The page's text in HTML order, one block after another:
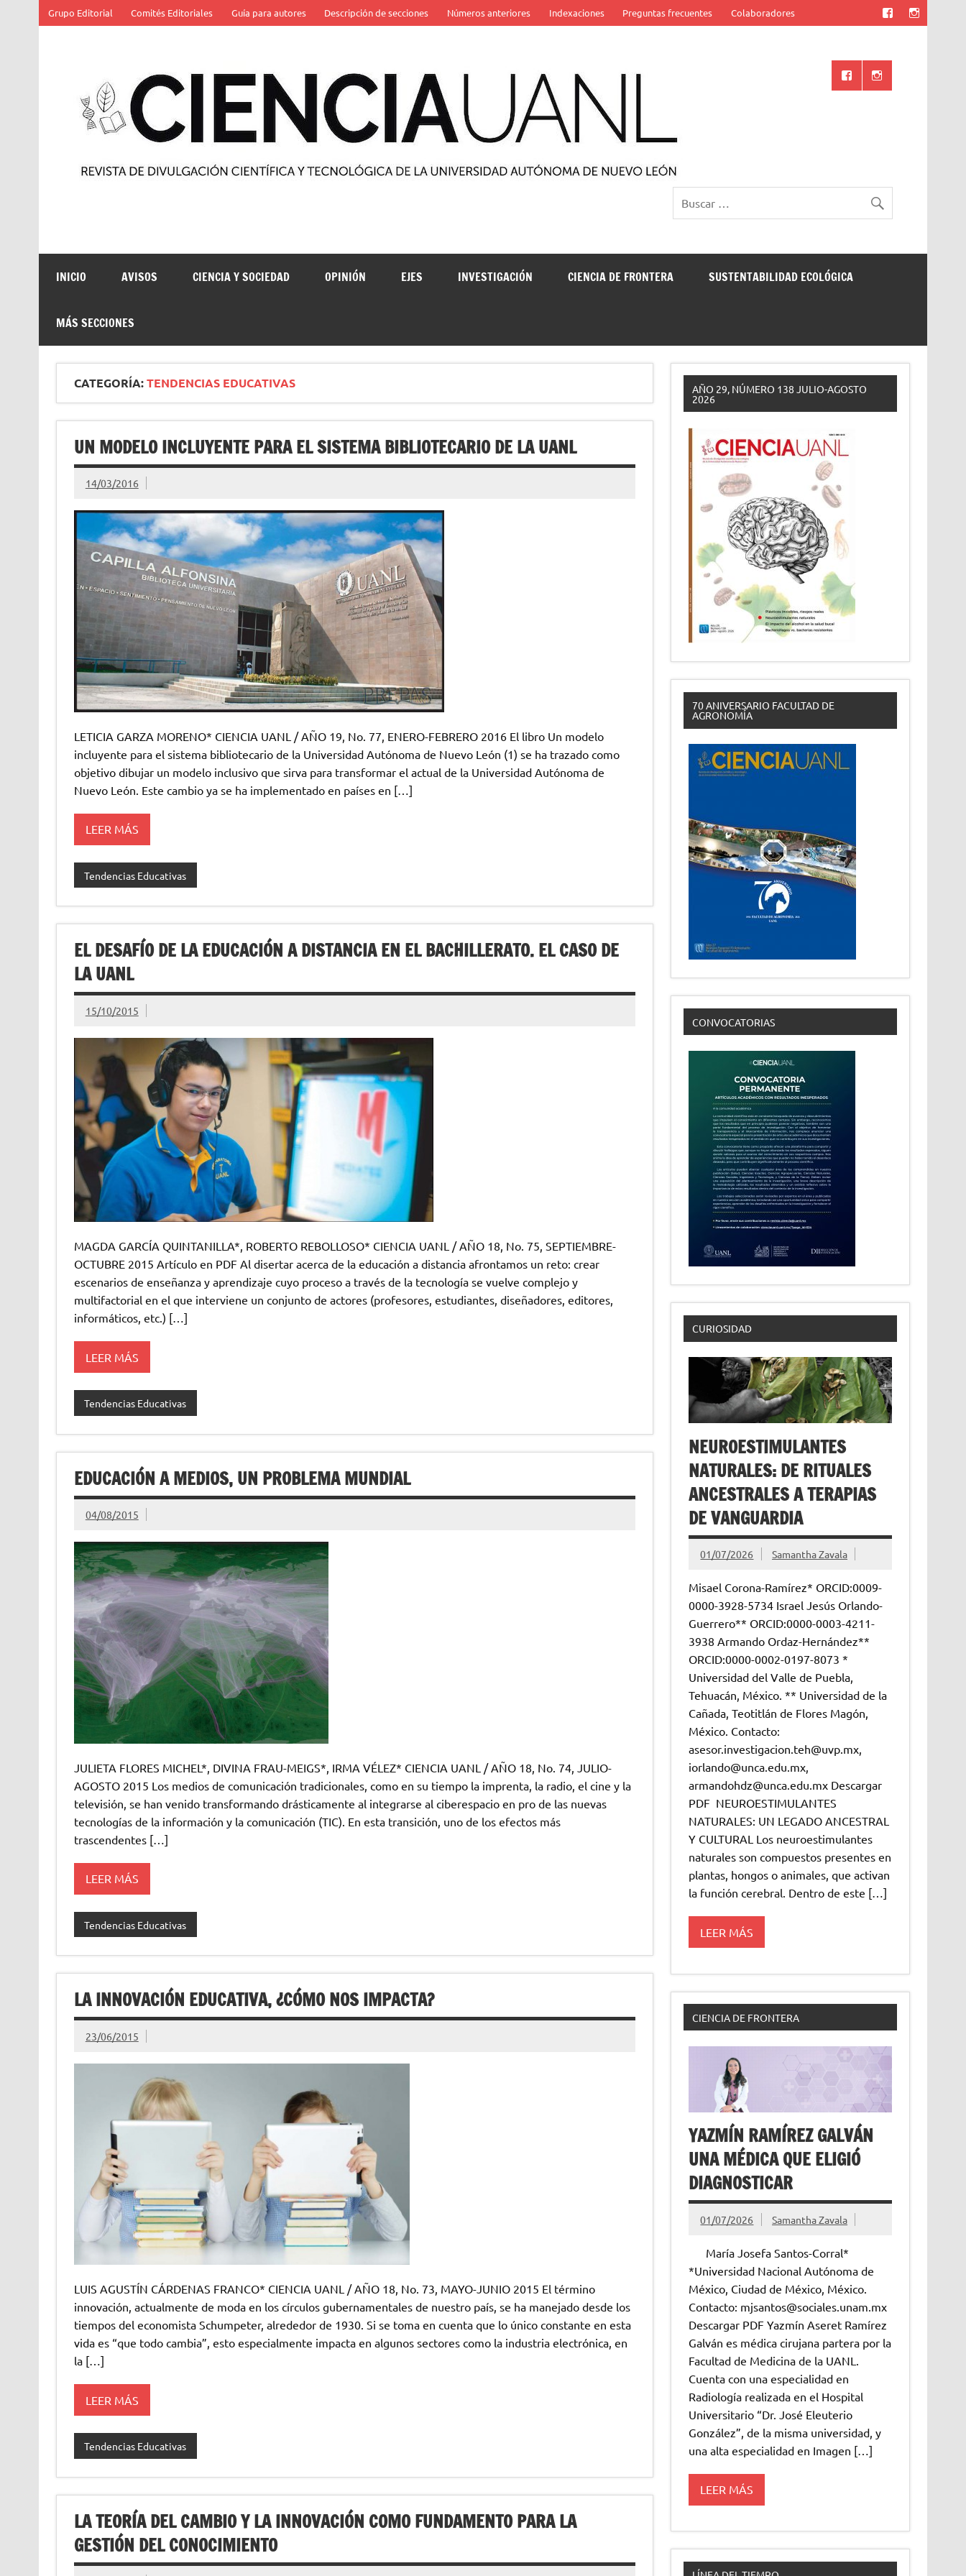
contenido
Grupo Editorial Comités Editoriales Guía para autores Descripción de secciones Números anteriores Indexaciones Preguntas frecuentes Colaboradores
Ciencia UANL
INICIO AVISOS CIENCIA Y SOCIEDAD OPINIÓN EJES INVESTIGACIÓN CIENCIA DE FRONTERA SUSTENTABILIDAD ECOLÓGICA
MÁS SECCIONES
CATEGORÍA:TENDENCIAS EDUCATIVAS
UN MODELO INCLUYENTE PARA EL SISTEMA BIBLIOTECARIO DE LA UANL
14/03/2016
LETICIA GARZA MORENO* CIENCIA UANL / AÑO 19, No. 77, ENERO-FEBRERO 2016 El libro Un modelo
incluyente para el sistema bibliotecario de la Universidad Autónoma de Nuevo León (1) se ha trazado como
objetivo dibujar un modelo inclusivo que sirva para transformar el actual de la Universidad Autónoma de
Nuevo León. Este cambio ya se ha implementado en países en […]
LEER MÁS
Tendencias Educativas
EL DESAFÍO DE LA EDUCACIÓN A DISTANCIA EN EL BACHILLERATO. EL CASO DE
LA UANL
15/10/2015
MAGDA GARCÍA QUINTANILLA*, ROBERTO REBOLLOSO* CIENCIA UANL / AÑO 18, No. 75, SEPTIEMBRE-
OCTUBRE 2015 Artículo en PDF Al disertar acerca de la educación a distancia afrontamos un reto: crear
escenarios de enseñanza y aprendizaje cuyo proceso a través de la tecnología se vuelve complejo y
multifactorial en el que interviene un conjunto de actores (profesores, estudiantes, diseñadores, editores,
informáticos, etc.) […]
LEER MÁS
Tendencias Educativas
EDUCACIÓN A MEDIOS, UN PROBLEMA MUNDIAL
04/08/2015
JULIETA FLORES MICHEL*, DIVINA FRAU-MEIGS*, IRMA VÉLEZ* CIENCIA UANL / AÑO 18, No. 74, JULIO-
AGOSTO 2015 Los medios de comunicación tradicionales, como en su tiempo la imprenta, la radio, el cine y la
televisión, se han venido transformando drásticamente al integrarse al ciberespacio en pro de las nuevas
tecnologías de la información y la comunicación (TIC). En esta transición, uno de los efectos más
trascendentes […]
LEER MÁS
Tendencias Educativas
LA INNOVACIÓN EDUCATIVA, ¿CÓMO NOS IMPACTA?
23/06/2015
LUIS AGUSTÍN CÁRDENAS FRANCO* CIENCIA UANL / AÑO 18, No. 73, MAYO-JUNIO 2015 El término
innovación, actualmente de moda en los círculos gubernamentales de nuestro país, se ha manejado desde los
tiempos del economista Schumpeter, alrededor de 1930. Si se toma en cuenta que lo único constante en esta
vida es “que todo cambia”, esto especialmente impacta en algunos sectores como la industria electrónica, en
la […]
LEER MÁS
Tendencias Educativas
LA TEORÍA DEL CAMBIO Y LA INNOVACIÓN COMO FUNDAMENTO PARA LA
GESTIÓN DEL CONOCIMIENTO
AÑO 29, NÚMERO 138 JULIO-AGOSTO
2026
70 ANIVERSARIO FACULTAD DE
AGRONOMÍA
CONVOCATORIAS
CURIOSIDAD
NEUROESTIMULANTES
NATURALES: DE RITUALES
ANCESTRALES A TERAPIAS
DE VANGUARDIA
01/07/2026 Samantha Zavala
Misael Corona-Ramírez* ORCID:0009-
0000-3928-5734 Israel Jesús Orlando-
Guerrero** ORCID:0000-0003-4211-
3938 Armando Ordaz-Hernández**
ORCID:0000-0002-0197-8073 *
Universidad del Valle de Puebla,
Tehuacán, México. ** Universidad de la
Cañada, Teotitlán de Flores Magón,
México. Contacto:
asesor.investigacion.teh@uvp.mx,
iorlando@unca.edu.mx,
armandohdz@unca.edu.mx Descargar
PDF NEUROESTIMULANTES
NATURALES: UN LEGADO ANCESTRAL
Y CULTURAL Los neuroestimulantes
naturales son compuestos presentes en
plantas, hongos o animales, que activan
la función cerebral. Dentro de este […]
LEER MÁS
CIENCIA DE FRONTERA
YAZMÍN RAMÍREZ GALVÁN
UNA MÉDICA QUE ELIGIÓ
DIAGNOSTICAR
01/07/2026 Samantha Zavala
María Josefa Santos-Corral*
*Universidad Nacional Autónoma de
México, Ciudad de México, México.
Contacto: mjsantos@sociales.unam.mx
Descargar PDF Yazmín Aseret Ramírez
Galván es médica cirujana partera por la
Facultad de Medicina de la UANL.
Cuenta con una especialidad en
Radiología realizada en el Hospital
Universitario “Dr. José Eleuterio
González”, de la misma universidad, y
una alta especialidad en Imagen […]
LEER MÁS